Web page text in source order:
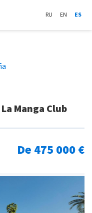
RU EN ES
Manga Club
De 475 000 €